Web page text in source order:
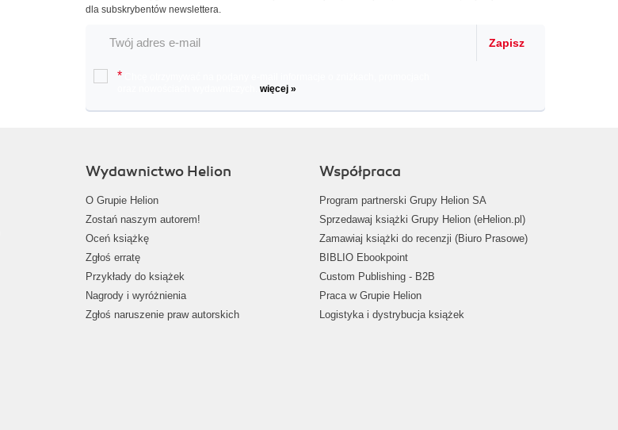
dla subskrybentów newslettera.
Zapisz
*
więcej »
Wydawnictwo Helion
O Grupie Helion
Zostań naszym autorem!
Oceń książkę
Zgłoś erratę
Przykłady do książek
Nagrody i wyróżnienia
Zgłoś naruszenie praw autorskich
Współpraca
Program partnerski Grupy Helion SA
Sprzedawaj książki Grupy Helion (eHelion.pl)
Zamawiaj książki do recenzji (Biuro Prasowe)
BIBLIO Ebookpoint
Custom Publishing - B2B
Praca w Grupie Helion
Logistyka i dystrybucja książek